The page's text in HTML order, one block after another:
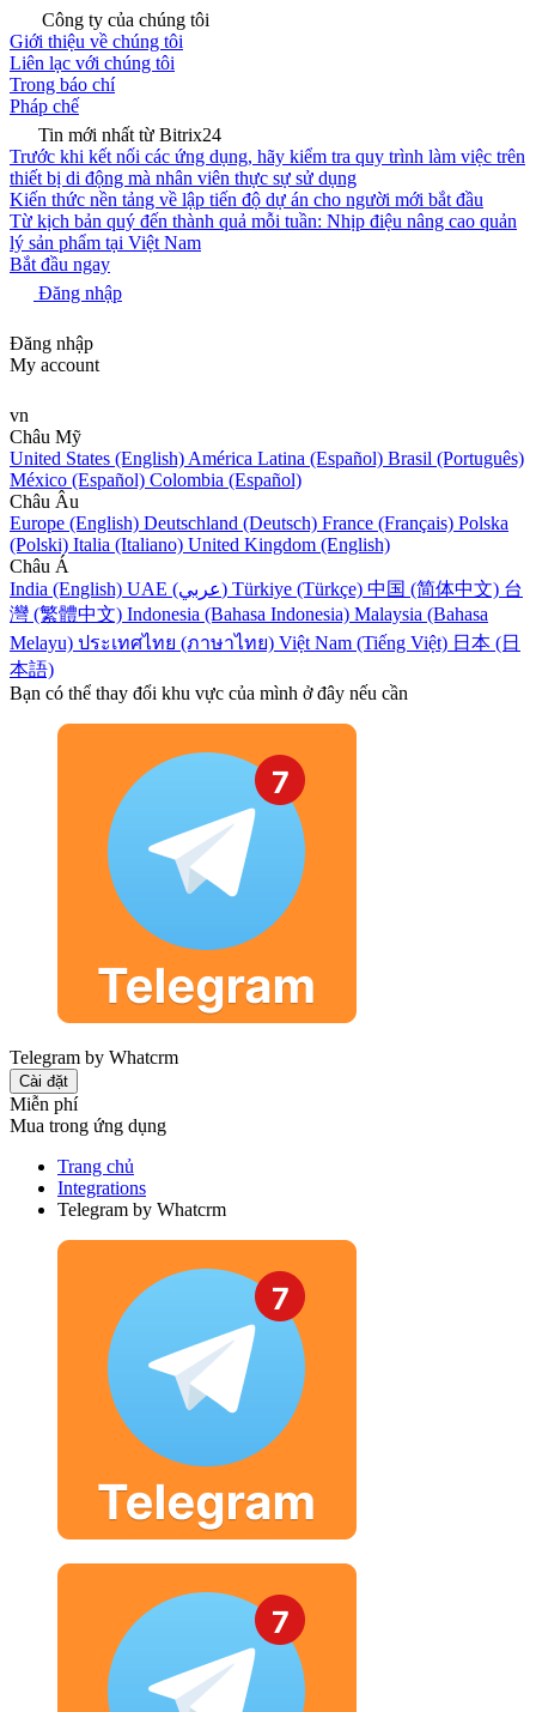
Công ty của chúng tôi
Giới thiệu về chúng tôi
Liên lạc với chúng tôi
Trong báo chí
Pháp chế
Tin mới nhất từ Bitrix24
Trước khi kết nối các ứng dụng, hãy kiểm tra quy trình làm việc trên
thiết bị di động mà nhân viên thực sự sử dụng
Kiến thức nền tảng về lập tiến độ dự án cho người mới bắt đầu
Từ kịch bản quý đến thành quả mỗi tuần: Nhịp điệu nâng cao quản
lý sản phẩm tại Việt Nam
Bắt đầu ngay
Đăng nhập
Đăng nhập
My account
vn
Châu Mỹ
United States (English) América Latina (Español) Brasil (Português)
México (Español) Colombia (Español)
Châu Âu
Europe (English) Deutschland (Deutsch) France (Français) Polska
(Polski) Italia (Italiano) United Kingdom (English)
Châu Á
India (English)
UAE (عربي) Türkiye (Türkçe) 中国 (简体中文) 台
灣 (繁體中文) Indonesia (Bahasa Indonesia) Malaysia (Bahasa
Melayu) ประเทศไทย (ภาษาไทย) Việt Nam (Tiếng Việt) 日本 (日
本語)
Bạn có thể thay đổi khu vực của mình ở đây nếu cần
Telegram by Whatcrm
Cài đặt
Miễn phí
Mua trong ứng dụng
Trang chủ
Integrations
Telegram by Whatcrm